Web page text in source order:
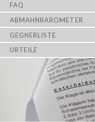
FAQ
ABMAHNBAROMETER
GEGNERLISTE
URTEILE